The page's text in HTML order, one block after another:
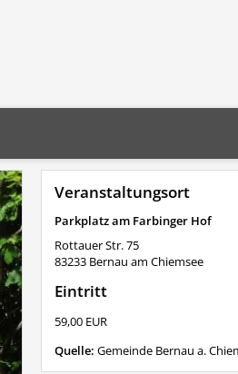
Veranstaltungsort
Parkplatz am Farbinger Hof
Rottauer Str. 75
83233 Bernau am Chiemsee
Eintritt
59,00 EUR
Quelle: Gemeinde Bernau a.